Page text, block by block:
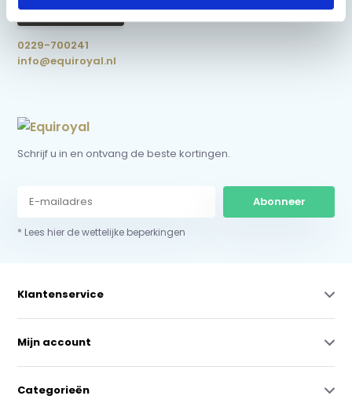
085 002 0715
0229-700241
info@equiroyal.nl
Schrijf u in en ontvang de beste kortingen.
Abonneer
* Lees hier de wettelijke beperkingen
Klantenservice
Mijn account
Categorieën